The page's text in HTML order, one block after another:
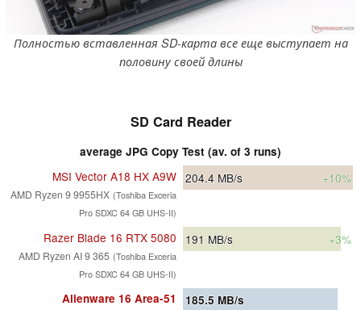
Полностью вставленная SD-карта все еще выступает на
половину своей длины
SD Card Reader
average JPG Copy Test (av. of 3 runs)
MSI Vector A18 HX A9W
AMD Ryzen 9 9955HX (Toshiba Exceria
Pro SDXC 64 GB UHS-II)
204.4 MB/s +10%
Razer Blade 16 RTX 5080
AMD Ryzen AI 9 365 (Toshiba Exceria
Pro SDXC 64 GB UHS-II)
191 MB/s +3%
Alienware 16 Area-51 185.5 MB/s